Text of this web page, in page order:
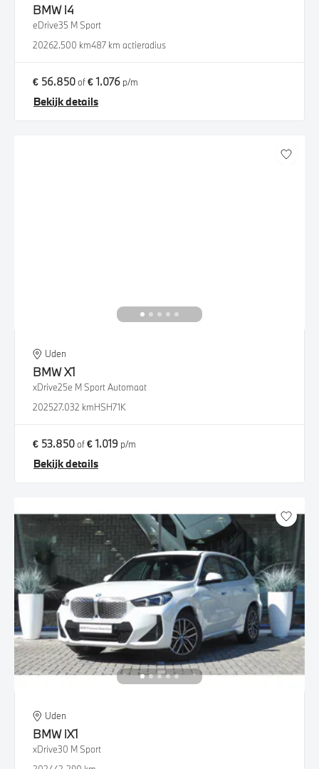
BMW i4
eDrive35 M Sport
20262.500 km487 km actieradius
€ 56.850of€ 1.076 p/m
Bekijk details
Uden
BMWX1
xDrive25e M Sport Automaat
202527.032 kmHSH71K
€ 53.850of€ 1.019 p/m
Bekijk details
Uden
BMW iX1
xDrive30 M Sport